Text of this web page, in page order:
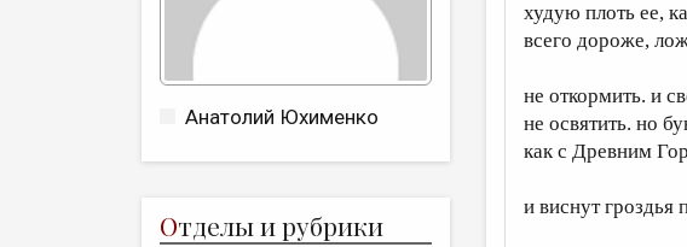
Анатолий Юхименко
Отделы и рубрики
худую плоть ее,
всего дороже,
не откормить. и
не освятить. но
как с Древним
и виснут гроздья